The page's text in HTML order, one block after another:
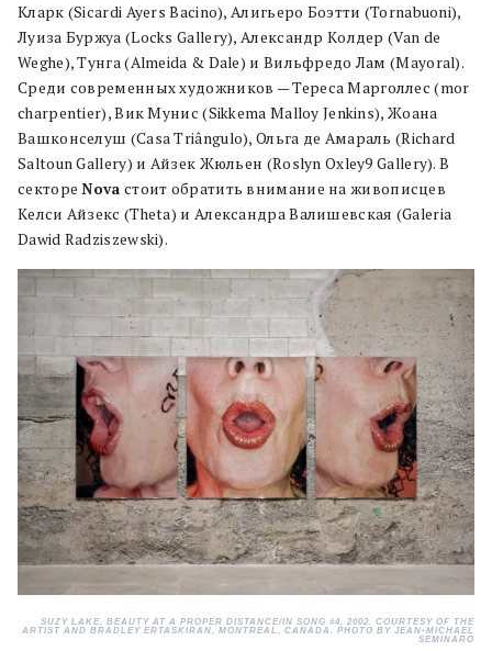
Кларк (Sicardi Ayers Bacino), Алигьеро Боэтти (Tornabuoni),
Луиза Буржуа (Locks Gallery), Александр Колдер (Van de
Weghe), Тунга (Almeida & Dale) и Вильфредо Лам (Mayoral).
Среди современных художников — Тереса Марголлес (mor
charpentier), Вик Мунис (Sikkema Malloy Jenkins), Жоана
Вашконселуш (Casa Triângulo), Ольга де Амараль (Richard
Saltoun Gallery) и Айзек Жюльен (Roslyn Oxley9 Gallery). В
сектореNova стоит обратить внимание на живописцев
Келси Айзекс (Theta) и Александра Валишевская (Galeria
Dawid Radziszewski).
SUZY LAKE, BEAUTY AT A PROPER DISTANCE/IN SONG #4, 2002. COURTESY OF THE
ARTIST AND BRADLEY ERTASKIRAN, MONTREAL, CANADA. PHOTO BY JEAN-MICHAEL
SEMINARO